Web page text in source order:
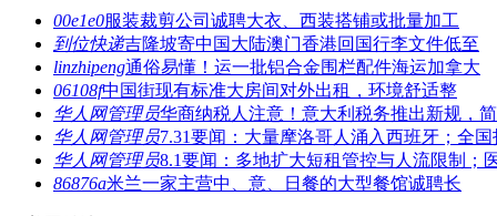
00e1e0服装裁剪公司诚聘大衣、西装搭铺或批量加工
到位快递吉隆坡寄中国大陆澳门香港回国行李文件低至
linzhipeng通俗易懂！运一批铝合金围栏配件海运加拿大
06108f中国街现有标准大房间对外出租，环境舒适整
华人网管理员华商纳税人注意！意大利税务推出新规，
华人网管理员7.31要闻：大量摩洛哥人涌入西班牙；全国
华人网管理员8.1要闻：多地扩大短租管控与人流限制；
86876a米兰一家主营中、意、日餐的大型餐馆诚聘长